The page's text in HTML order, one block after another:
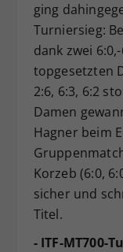
ging
Turniersieg:
dank zwei
topgesetzten
2:6, 6:3, 6:2
Damen
Hagner beim
Korzeb (6:0,
sicher und
Titel.
- ITF-MT700-